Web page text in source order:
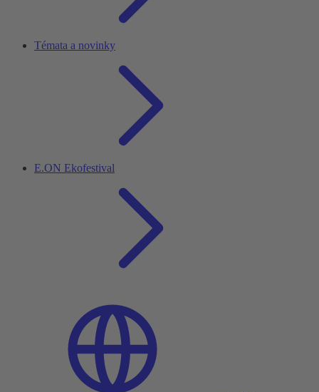
Témata a novinky
E.ON Ekofestival